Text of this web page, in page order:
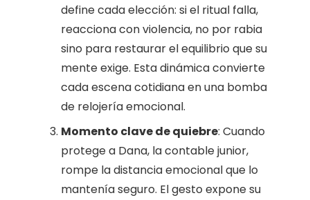
define cada elección: si el ritual falla,
reacciona con violencia, no por rabia
sino para restaurar el equilibrio que su
mente exige. Esta dinámica convierte
cada escena cotidiana en una bomba
de relojería emocional.
Momento clave de quiebre: Cuando
protege a Dana, la contable junior,
rompe la distancia emocional que lo
mantenía seguro. El gesto expone su